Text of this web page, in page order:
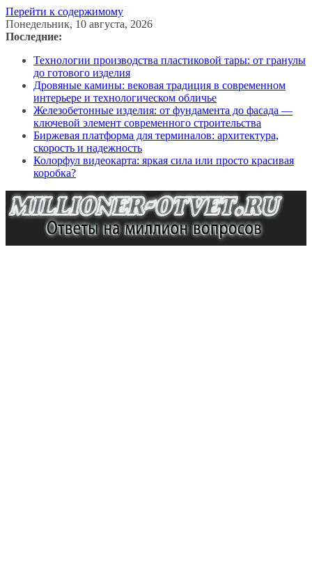
Перейти к содержимому
Понедельник, 10 августа, 2026
Последние:
Технологии производства пластиковой тары: от гранулы
до готового изделия
Дровяные камины: вековая традиция в современном
интерьере и технологическом обличье
Железобетонные изделия: от фундамента до фасада —
ключевой элемент современного строительства
Биржевая платформа для терминалов: архитектура,
скорость и надежность
Колорфул видеокарта: яркая сила или просто красивая
коробка?